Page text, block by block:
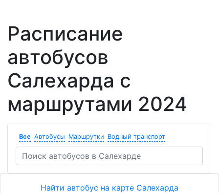
Расписание
автобусов
Салехарда с
маршрутами 2024
Все Автобусы Маршрутки Водный транспорт
Найти автобус на карте Салехарда